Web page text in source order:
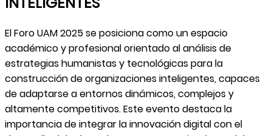
El Foro UAM 2025 se posiciona como un espacio
académico y profesional orientado al análisis de
estrategias humanistas y tecnológicas para la
construcción de organizaciones inteligentes, capaces
de adaptarse a entornos dinámicos, complejos y
altamente competitivos. Este evento destaca la
importancia de integrar la innovación digital con el